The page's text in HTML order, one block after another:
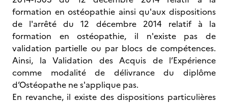
formation en ostéopathie ainsi qu'aux dispositions
de l'arrêté du 12 décembre 2014 relatif à la
formation en ostéopathie, il n'existe pas de
validation partielle ou par blocs de compétences.
Ainsi, la Validation des Acquis de l’Expérience
comme modalité de délivrance du diplôme
d’Ostéopathe ne s'applique pas.
En revanche, il existe des dispositions particulières